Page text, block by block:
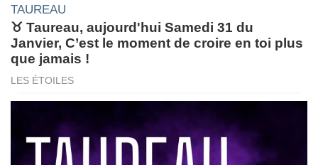
TAUREAU
♉ Taureau, aujourd'hui Samedi 31 du
Janvier, C’est le moment de croire en toi plus
que jamais !
LES ÉTOILES